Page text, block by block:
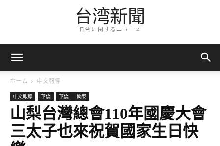
台湾新聞
日台に関するニュース
ホーム 中文報導
中文報導 華僑 華僑 ー 関東
山梨台灣總會110年國慶大會
三太子也來祝賀國家生日快